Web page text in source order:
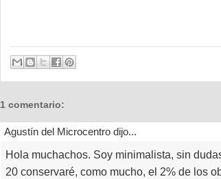
1 comentario:
Agustín del Microcentro dijo...
Hola muchachos. Soy minimalista, sin
20 conservaré, como mucho, el 2% de los